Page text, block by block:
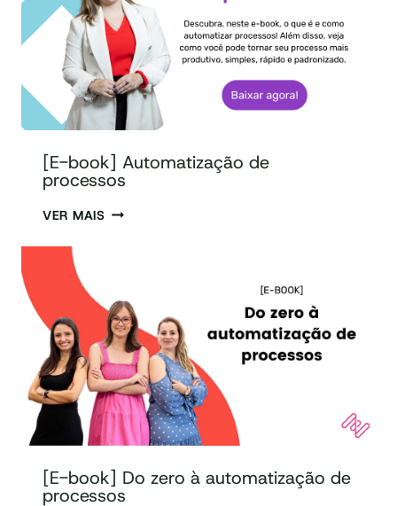
[E-book] Automatização de
processos
VER MAIS
[E-book] Do zero à automatização de
processos